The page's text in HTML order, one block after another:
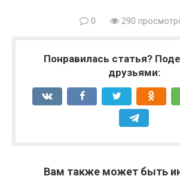
0 290
Понравилась статья?
друзьями:
Вам также может быть